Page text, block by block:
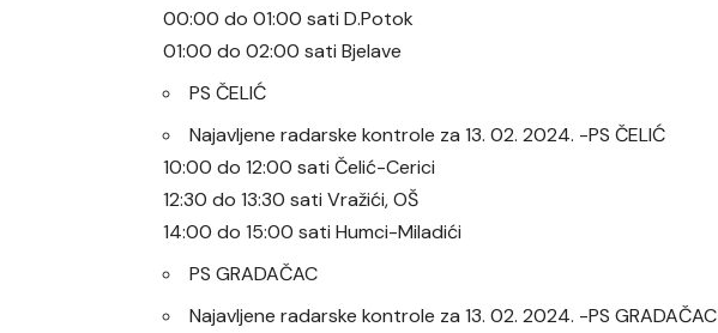
00:00 do 01:00 sati D.Potok
01:00 do 02:00 sati Bjelave
PS ČELIĆ
Najavljene radarske kontrole za 13. 02. 2024. -PS ČELIĆ
10:00 do 12:00 sati Čelić-Cerici
12:30 do 13:30 sati Vražići, OŠ
14:00 do 15:00 sati Humci-Miladići
PS GRADAČAC
Najavljene radarske kontrole za 13. 02. 2024. -PS GRADAČAC